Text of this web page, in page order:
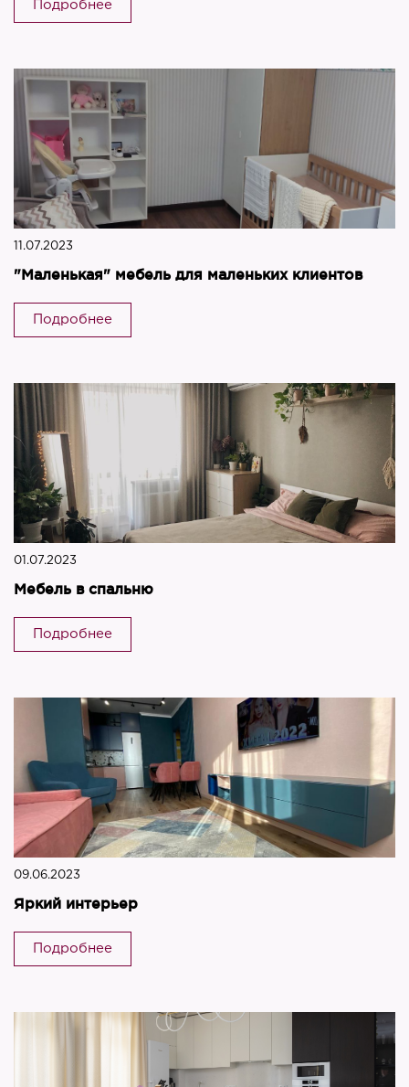
Подробнее
11.07.2023
"Маленькая" мебель для маленьких клиентов
Подробнее
01.07.2023
Мебель в спальню
Подробнее
09.06.2023
Яркий интерьер
Подробнее